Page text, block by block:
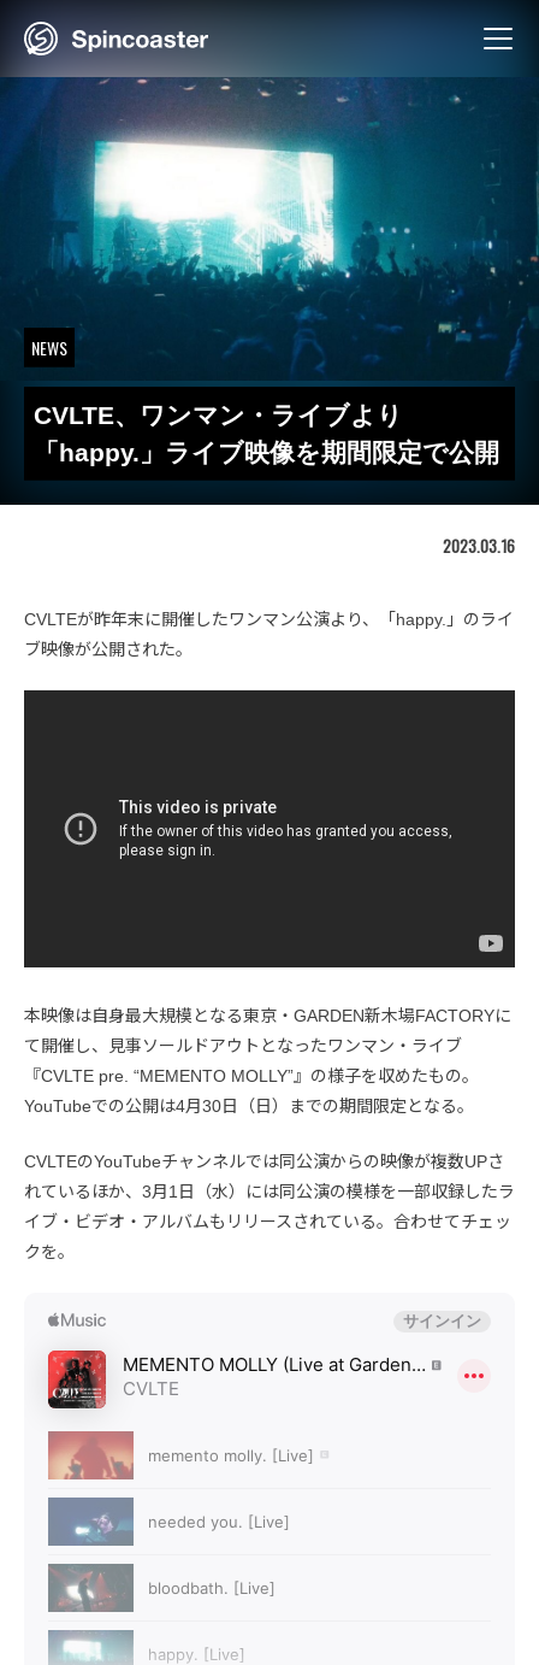
NEWS
CVLTE、ワンマン・ライブより
「happy.」ライブ映像を期間限定で公開
2023.03.16
CVLTEが昨年末に開催したワンマン公演より、「happy.」のライ
ブ映像が公開された。
本映像は自身最大規模となる東京・GARDEN新木場FACTORYに
て開催し、見事ソールドアウトとなったワンマン・ライブ
『CVLTE pre. “MEMENTO MOLLY”』の様子を収めたもの。
YouTubeでの公開は4月30日（日）までの期間限定となる。
CVLTEのYouTubeチャンネルでは同公演からの映像が複数UPさ
れているほか、3月1日（水）には同公演の模様を一部収録したラ
イブ・ビデオ・アルバムもリリースされている。合わせてチェッ
クを。